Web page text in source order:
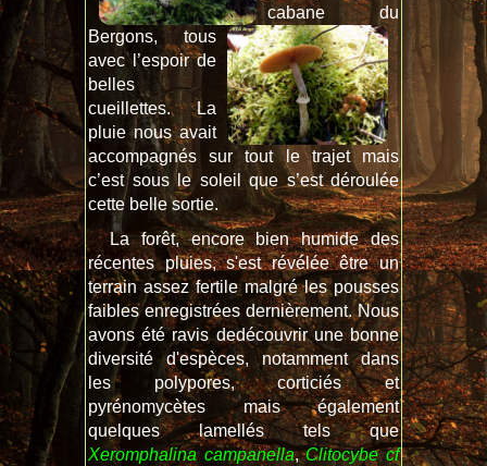
cabane du
Bergons, tous
avec l’espoir de
belles
cueillettes. La
pluie nous avait
accompagnés sur tout le trajet mais
c’est sous le soleil que s’est déroulée
cette belle sortie.
La forêt, encore bien humide des
récentes pluies, s'est révélée être un
terrain assez fertile malgré les pousses
faibles enregistrées dernièrement. Nous
avons été ravis dedécouvrir une bonne
diversité d'espèces, notamment dans
les polypores, corticiés et
pyrénomycètes mais également
quelques lamellés tels que
Xeromphalina campanella,Clitocybe cf